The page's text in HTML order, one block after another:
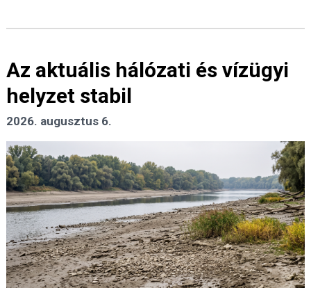
Az aktuális hálózati és vízügyi
helyzet stabil
2026. augusztus 6.